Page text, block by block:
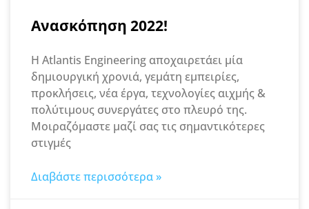
Ανασκόπηση 2022!
Η Atlantis Engineering αποχαιρετάει μία
δημιουργική χρονιά, γεμάτη εμπειρίες,
προκλήσεις, νέα έργα, τεχνολογίες αιχμής &
πολύτιμους συνεργάτες στο πλευρό της.
Μοιραζόμαστε μαζί σας τις σημαντικότερες
στιγμές
Διαβάστε περισσότερα »